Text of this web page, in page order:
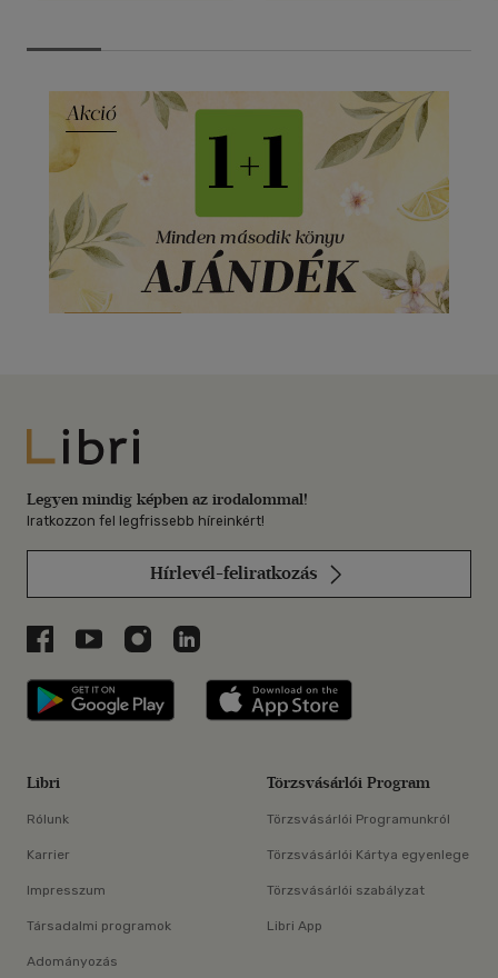
Libri
Legyen mindig képben az irodalommal!
Iratkozzon fel legfrissebb híreinkért!
Hírlevél-feliratkozás
Libri a Facebookon
Libri a Youtube-on
Libri az Instagramon
Libri a LinkedInen
Libri applikáció Szerezd meg: Google
Libri
Rólunk
Karrier
Impresszum
Társadalmi programok
Adományozás
Törzsvásárlói Program
Törzsvásárlói Programunkról
Törzsvásárlói Kártya egyenlege
Törzsvásárlói szabályzat
Libri App